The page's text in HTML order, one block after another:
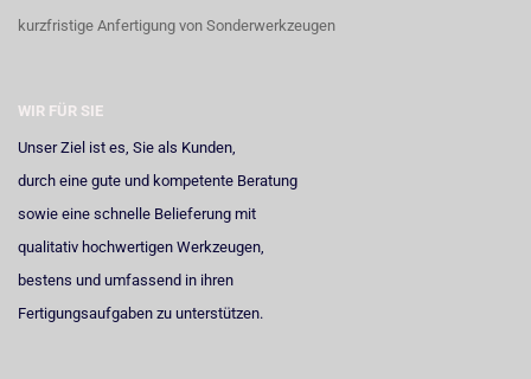
kurzfristige Anfertigung von Sonderwerkzeugen
WIR FÜR SIE
Unser Ziel ist es, Sie als Kunden,
durch eine gute und kompetente Beratung
sowie eine schnelle Belieferung mit
qualitativ hochwertigen Werkzeugen,
bestens und umfassend in ihren
Fertigungsaufgaben zu unterstützen.